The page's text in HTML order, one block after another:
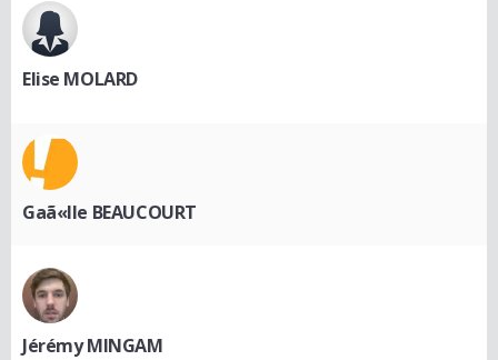
Elise MOLARD
Gaã«lle BEAUCOURT
Jérémy MINGAM